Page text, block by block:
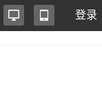
登录